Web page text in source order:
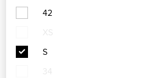
42
XS
S
34